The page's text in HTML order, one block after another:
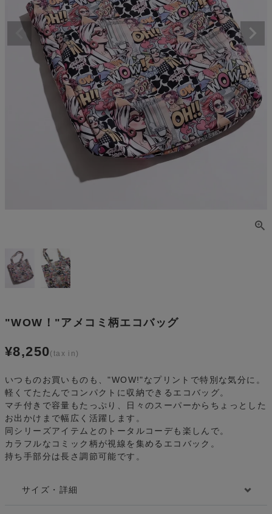
"WOW！"アメコミ柄エコバッグ
¥8,250
いつものお買いものも、"WOW!"なプリントで特別な気分に。
軽くてたたんでコンパクトに収納できるエコバッグ。
マチ付きで容量もたっぷり、日々のスーパーからちょっとした
お出かけまで幅広く活躍します。
同シリーズアイテムとのトータルコーデも楽しんで。
カラフルなコミック柄が視線を集めるエコバック。
持ち手部分は長さ調節可能です。
サイズ・詳細